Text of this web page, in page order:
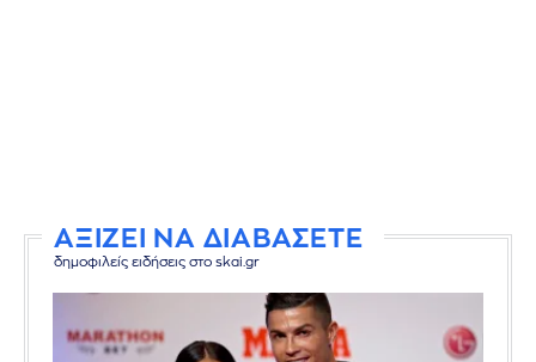
ΑΞΙΖΕΙ ΝΑ ΔΙΑΒΑΣΕΤΕ
δημοφιλείς ειδήσεις στο skai.gr